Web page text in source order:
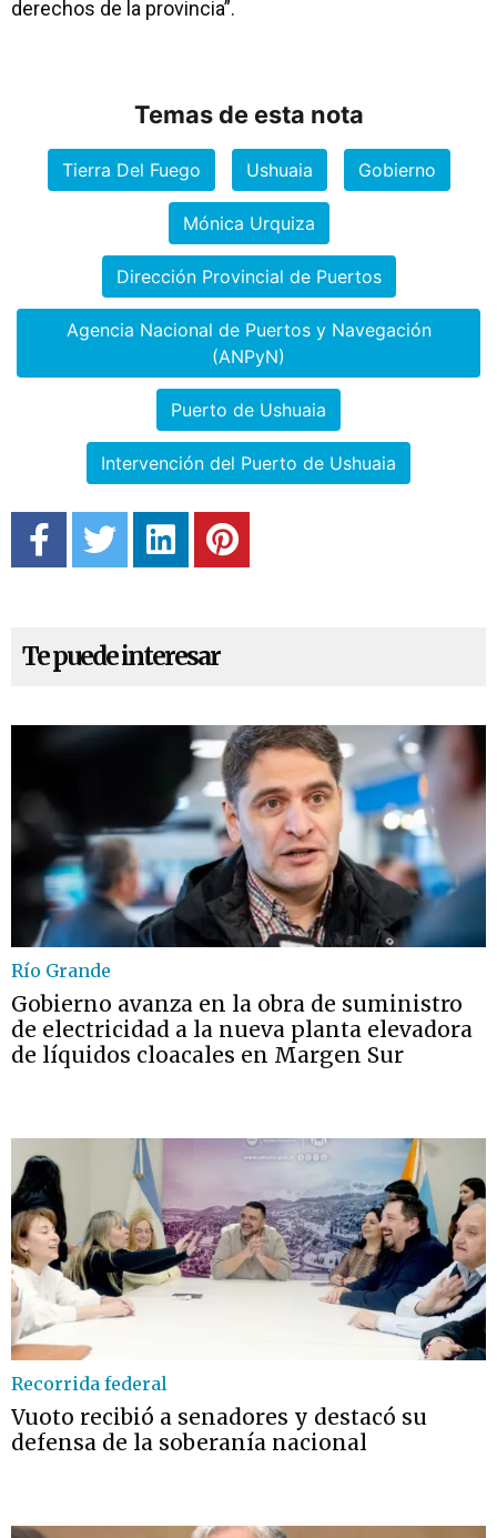
derechos de la provincia”.
Temas de esta nota
Tierra Del Fuego Ushuaia Gobierno
Mónica Urquiza
Dirección Provincial de Puertos
Agencia Nacional de Puertos y Navegación
(ANPyN)
Puerto de Ushuaia
Intervención del Puerto de Ushuaia
Te puede interesar
Río Grande
Gobierno avanza en la obra de suministro
de electricidad a la nueva planta elevadora
de líquidos cloacales en Margen Sur
Recorrida federal
Vuoto recibió a senadores y destacó su
defensa de la soberanía nacional